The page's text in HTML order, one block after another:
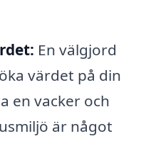
En välgjord
värdet på din
en vacker och
är något